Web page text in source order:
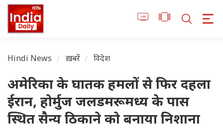
Hindi News ख़बरें विदेश
अमेरिका के घातक हमलों से फिर दहला
ईरान, होर्मुज जलडमरूमध्य के पास
स्थित सैन्य ठिकाने को बनाया निशाना